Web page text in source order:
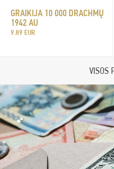
GRAIKIJA 10 000 DRACHMŲ
1942 AU
9.89 EUR
VISOS